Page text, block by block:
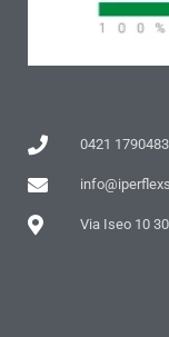
0421 1790483
Via Iseo 10